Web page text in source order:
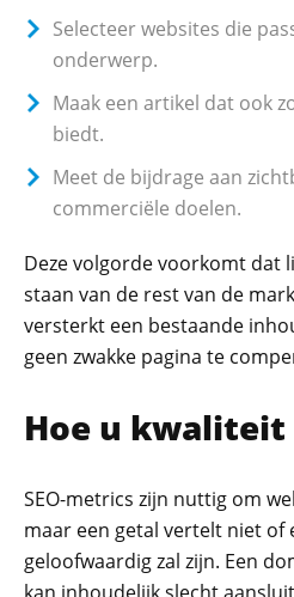
Selecteer websites die
onderwerp.
Maak een artikel dat ook
biedt.
Meet de bijdrage aan
commerciële doelen.
Deze volgorde voorkomt dat
staan van de rest van de
versterkt een bestaande
geen zwakke pagina te
Hoe u
SEO-metrics zijn nuttig om
maar een getal vertelt niet of
geloofwaardig zal zijn. Een